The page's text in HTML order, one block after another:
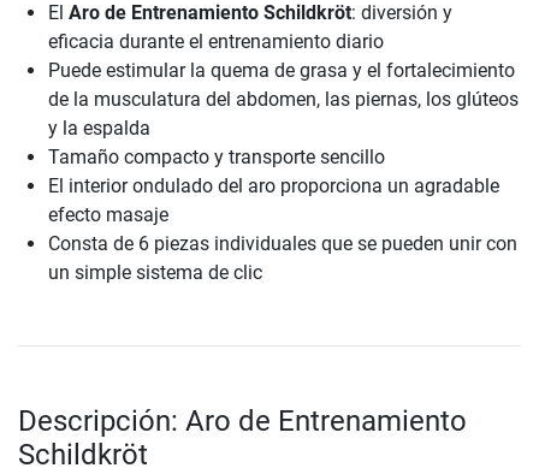
El Aro de Entrenamiento Schildkröt: diversión y
eficacia durante el entrenamiento diario
Puede estimular la quema de grasa y el fortalecimiento
de la musculatura del abdomen, las piernas, los glúteos
y la espalda
Tamaño compacto y transporte sencillo
El interior ondulado del aro proporciona un agradable
efecto masaje
Consta de 6 piezas individuales que se pueden unir con
un simple sistema de clic
Descripción: Aro de Entrenamiento
Schildkröt